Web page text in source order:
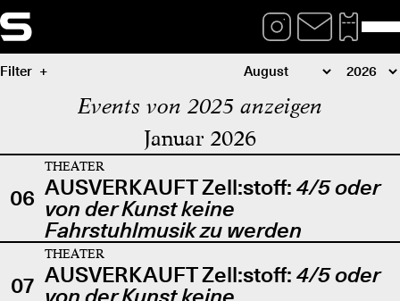
Filter
Events von 2025 anzeigen
Januar 2026
06
THEATER
AUSVERKAUFT Zell:stoff: 4/5 oder
von der Kunst keine
Fahrstuhlmusik zu werden
07
THEATER
AUSVERKAUFT Zell:stoff: 4/5 oder